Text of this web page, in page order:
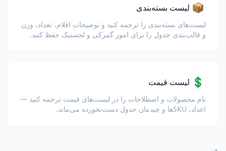
📦 لیست بسته‌بندی
لیست‌های بسته‌بندی را ترجمه کنید و توضیحات اقلام، تعداد، وزن
و قالب‌بندی جدول را برای امور گمرکی و لجستیک حفظ کنید.
💲 لیست قیمت
نام محصولات و اصطلاحات را در لیست‌های قیمت ترجمه کنید —
اعداد، SKUها و چیدمان جدول دست‌نخورده می‌ماند.